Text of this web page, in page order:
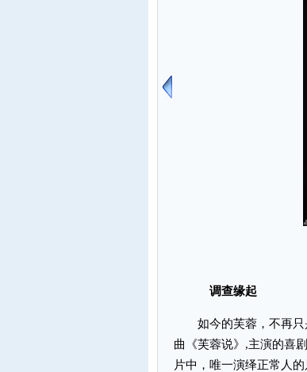
调查缘起
如今的芙蓉，不再只
曲《芙蓉说》,主演的喜
片中，唯一演绎正常人